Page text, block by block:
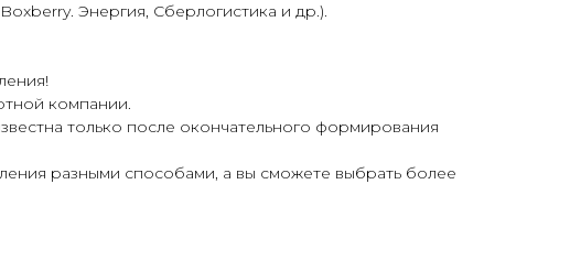
Энергия, Сберлогистика и др.).
компании.
только после окончательного формирования
разными способами, а вы сможете выбрать более